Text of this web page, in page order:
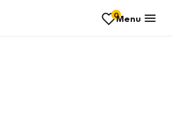
0Menu